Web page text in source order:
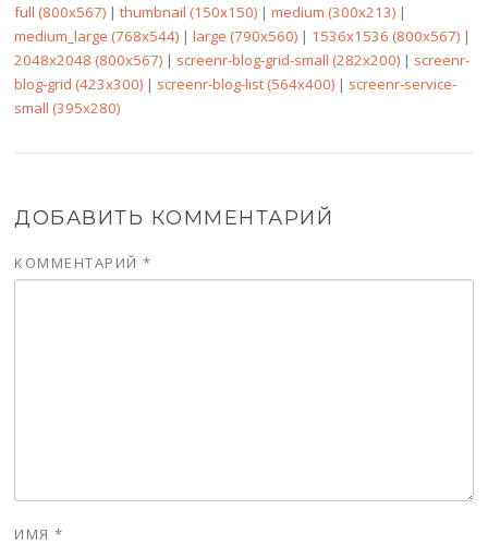
full (800x567) |thumbnail (150x150) |medium (300x213) |
medium_large (768x544) |large (790x560) | 1536x1536 (800x567) |
2048x2048 (800x567) | screenr-blog-grid-small (282x200) | screenr-
blog-grid (423x300) | screenr-blog-list (564x400) | screenr-service-
small (395x280)
ДОБАВИТЬ КОММЕНТАРИЙ
КОММЕНТАРИЙ*
ИМЯ*